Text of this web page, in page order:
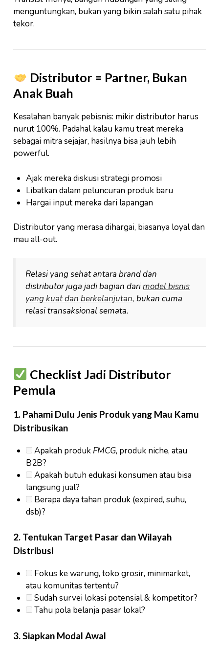
menguntungkan, bukan yang bikin salah satu pihak
tekor.
Distributor = Partner, Bukan
Anak Buah
Kesalahan banyak pebisnis: mikir distributor harus
nurut 100%. Padahal kalau kamu treat mereka
sebagai mitra sejajar, hasilnya bisa jauh lebih
powerful.
Ajak mereka diskusi strategi promosi
Libatkan dalam peluncuran produk baru
Hargai input mereka dari lapangan
Distributor yang merasa dihargai, biasanya loyal dan
mau all-out.
Relasi yang sehat antara brand dan
distributor juga jadi bagian darimodel bisnis
yang kuat dan berkelanjutan, bukan cuma
relasi transaksional semata.
Checklist Jadi Distributor
Pemula
1. Pahami Dulu Jenis Produk yang Mau Kamu
Distribusikan
Apakah produk FMCG, produk niche, atau
B2B?
Apakah butuh edukasi konsumen atau bisa
langsung jual?
Berapa daya tahan produk (expired, suhu,
dsb)?
2. Tentukan Target Pasar dan Wilayah
Distribusi
Fokus ke warung, toko grosir, minimarket,
atau komunitas tertentu?
Sudah survei lokasi potensial & kompetitor?
Tahu pola belanja pasar lokal?
3. Siapkan Modal Awal